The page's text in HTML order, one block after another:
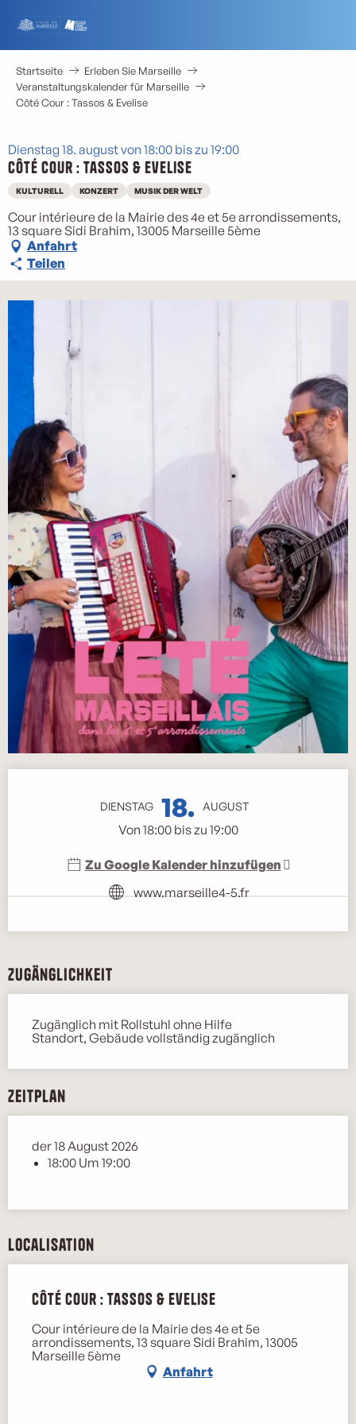
contenu
principal
Startseite
Erleben Sie Marseille
Veranstaltungskalender für Marseille
Côté Cour : Tassos & Evelise
Dienstag 18. august von 18:00 bis zu 19:00
Côté Cour : Tassos & Evelise
KULTURELL KONZERT MUSIK DER WELT
Cour intérieure de la Mairie des 4e et 5e arrondissements,
13 square Sidi Brahim, 13005 Marseille 5ème
Anfahrt
Teilen
DIENSTAG 18. AUGUST
Von 18:00 bis zu 19:00
Zu Google Kalender hinzufügen
www.marseille4-5.fr
Zugänglichkeit
Zugänglich mit Rollstuhl ohne Hilfe
Standort, Gebäude vollständig zugänglich
Zeitplan
der 18 August 2026
18:00 Um 19:00
Localisation
Côté Cour : Tassos & Evelise
Cour intérieure de la Mairie des 4e et 5e
arrondissements, 13 square Sidi Brahim, 13005
Marseille 5ème
Anfahrt